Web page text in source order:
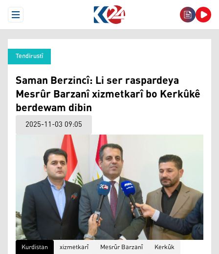
Open Menu
Tendirustî
Saman Berzincî: Li ser raspardeya
Mesrûr Barzanî xizmetkarî bo Kerkûkê
berdewam dibin
2025-11-03 09:05
Kurdistan xizmetkarî Mesrûr Barzanî Kerkûk